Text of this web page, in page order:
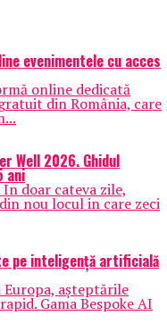
evenimentele cu acces
online dedicată
din România, care
Well 2026. Ghidul
ani
doar cateva zile,
nou locul in care zeci
pe inteligență artificială
așteptările
Gama Bespoke AI